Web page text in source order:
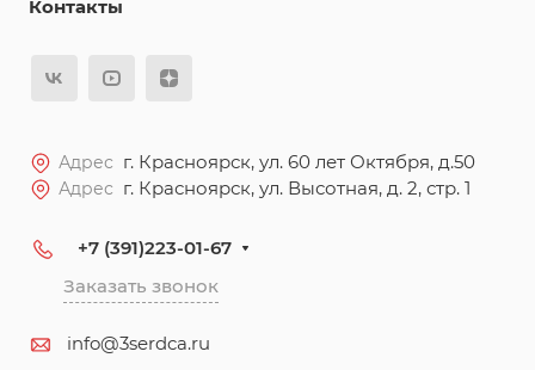
Контакты
Адрес г. Красноярск, ул. 60 лет Октября, д.50
Адрес г. Красноярск, ул. Высотная, д. 2, стр. 1
+7 (391)223-01-67
Заказать звонок
info@3serdca.ru